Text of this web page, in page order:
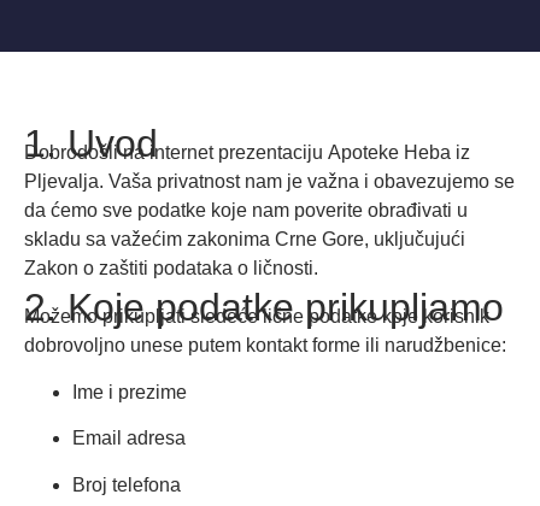
1. Uvod
Dobrodošli na internet prezentaciju Apoteke Heba iz
Pljevalja. Vaša privatnost nam je važna i obavezujemo se
da ćemo sve podatke koje nam poverite obrađivati u
skladu sa važećim zakonima Crne Gore, uključujući
Zakon o zaštiti podataka o ličnosti.
2. Koje podatke prikupljamo
Možemo prikupljati sledeće lične podatke koje korisnik
dobrovoljno unese putem kontakt forme ili narudžbenice:
Ime i prezime
Email adresa
Broj telefona